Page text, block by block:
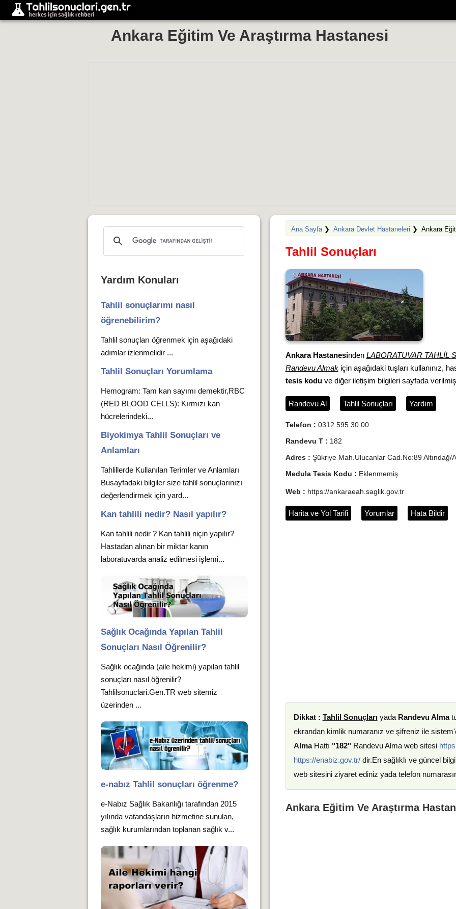
Ankara Eğitim Ve Araştırma Hastanesi
Ana Sayfa❯ Ankara Devlet Hastaneleri ❯ Ankara
Tahlil Sonuçları
Ankara Hastanesinden LABORATUVAR TAHLİL
Randevu Almakiçin aşağıdaki tuşları kullanınız,
tesis koduve diğer iletişim bilgileri sayfada
Randevu Al Tahlil Sonuçları Yardım
Telefon : 0312 595 30 00
Randevu T : 182
Adres : Şükriye Mah.Ulucanlar Cad.No:89 Altındağ/
Medula Tesis Kodu : Eklenmemiş
Web : https://ankaraeah.saglik.gov.tr
Harita ve Yol Tarifi Yorumlar Hata Bildir
Dikkat : Tahlil Sonuçlarıyada Randevu Alma
ekrandan kimlik numaranız ve şifreniz ile
AlmaHattı "182" Randevu Alma web sitesi
https://enabiz.gov.tr/dir.En sağlıklı ve güncel
web sitesini ziyaret ediniz yada telefon
Ankara Eğitim Ve Araştırma
Yardım Konuları
Tahlil sonuçlarımı nasıl
öğrenebilirim?
Tahlil sonuçları öğrenmek için aşağıdaki
adımlar izlenmelidir ...
Tahlil Sonuçları Yorumlama
Hemogram: Tam kan sayımı demektir,RBC
(RED BLOOD CELLS): Kırmızı kan
hücrelerindeki...
Biyokimya Tahlil Sonuçları ve
Anlamları
Tahlillerde Kullanılan Terimler ve Anlamları
Busayfadaki bilgiler size tahlil sonuçlarınızı
değerlendirmek için yard...
Kan tahlili nedir? Nasıl yapılır?
Kan tahlili nedir ? Kan tahlili niçin yapılır?
Hastadan alınan bir miktar kanın
laboratuvarda analiz edilmesi işlemi...
Sağlık Ocağında Yapılan Tahlil
Sonuçları Nasıl Öğrenilir?
Sağlık ocağında (aile hekimi) yapılan tahlil
sonuçları nasıl öğrenilir?
Tahlilsonuclari.Gen.TR web sitemiz
üzerinden ...
e-nabız Tahlil sonuçları öğrenme?
e-Nabız Sağlık Bakanlığı tarafından 2015
yılında vatandaşların hizmetine sunulan,
sağlık kurumlarından toplanan sağlık v...